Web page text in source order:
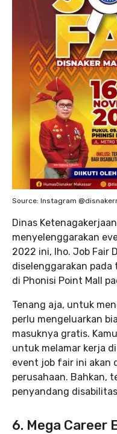
Source: Instagram
Dinas
menyelenggarakan
2022 ini, lho. Job Fair
diselenggarakan pada
di Phonisi Point Mall
Tenang aja, untuk
perlu mengeluarkan
masuknya gratis.
untuk melamar kerja
event job fair ini akan
perusahaan. Bahkan,
penyandang
6. Mega Career